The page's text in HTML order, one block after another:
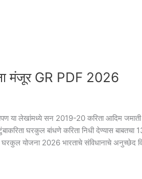
मंजूर GR PDF 2026
या लेखांमध्ये सन 2019-20 करिता आदिम जमाती
घरकुल बांधणे करिता निधी देण्यास
घरकुल योजना 2026 भारताचे संविधानाचे अनुच्छेद